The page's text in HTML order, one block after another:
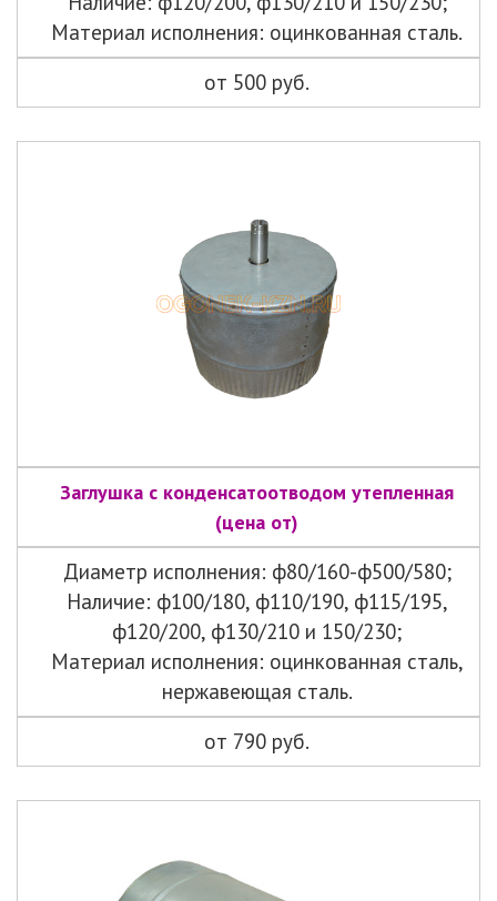
Материал исполнения: оцинкованная сталь.
от 500 руб.
Заглушка с конденсатоотводом утепленная
(цена от)
Диаметр исполнения: ф80/160-ф500/580;
Наличие: ф100/180, ф110/190, ф115/195,
ф120/200, ф130/210 и 150/230;
Материал исполнения: оцинкованная сталь,
нержавеющая сталь.
от 790 руб.